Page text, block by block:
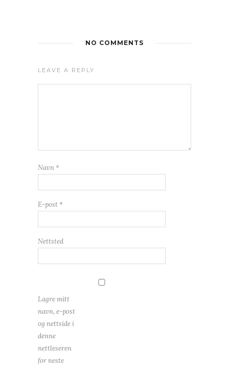
NO COMMENTS
LEAVE A REPLY
Navn *
E-post *
Nettsted
Lagre mitt
navn, e-post
og nettside i
denne
nettleseren
for neste